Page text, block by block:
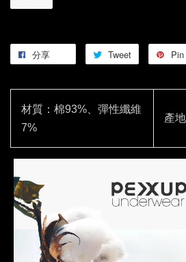
分享 Tweet
材質：棉93%、彈性纖維
7%
產